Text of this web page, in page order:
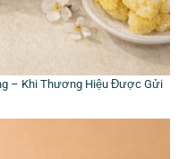
– Khi Thương Hiệu Được Gửi